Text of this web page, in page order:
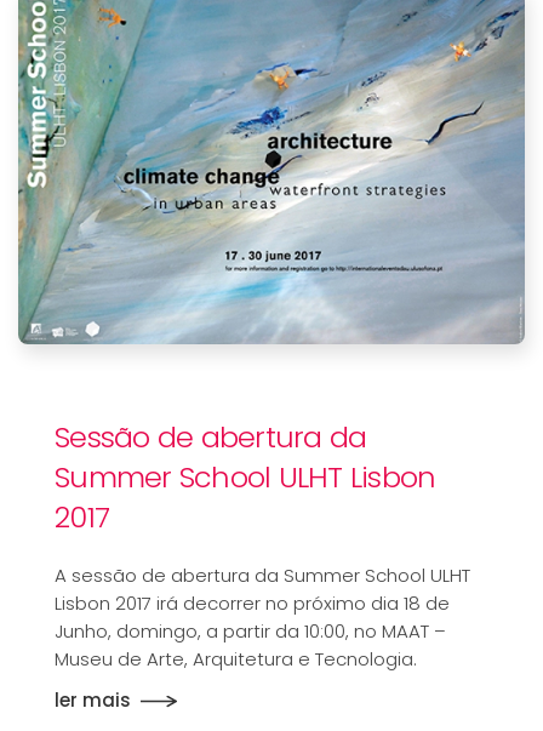
Sessão de abertura da
Summer School ULHT Lisbon
2017
A sessão de abertura da Summer School ULHT
Lisbon 2017 irá decorrer no próximo dia 18 de
Junho, domingo, a partir da 10:00, no MAAT –
Museu de Arte, Arquitetura e Tecnologia.
ler mais